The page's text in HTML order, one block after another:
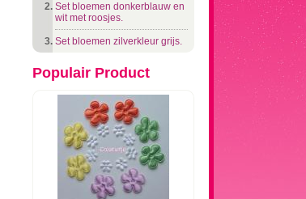
Set bloemen donkerblauw en
wit met roosjes.
Set bloemen zilverkleur grijs.
Populair Product